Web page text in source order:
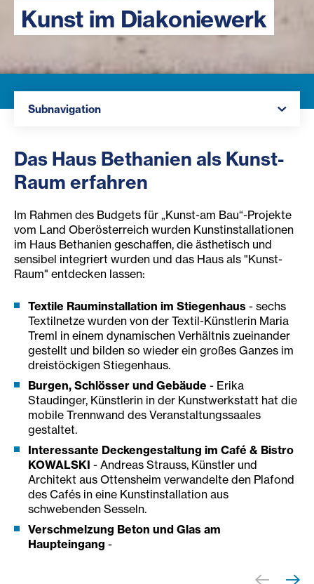
Kunst im Diakoniewerk
Subnavigation
Das Haus Bethanien als Kunst-
Raum erfahren
Im Rahmen des Budgets für „Kunst-am Bau“-Projekte
vom Land Oberösterreich wurden Kunstinstallationen
im Haus Bethanien geschaffen, die ästhetisch und
sensibel integriert wurden und das Haus als "Kunst-
Raum" entdecken lassen:
Textile Rauminstallation im Stiegenhaus - sechs
Textilnetze wurden von der Textil-Künstlerin Maria
Treml in einem dynamischen Verhältnis zueinander
gestellt und bilden so wieder ein großes Ganzes im
dreistöckigen Stiegenhaus.
Burgen, Schlösser und Gebäude - Erika
Staudinger, Künstlerin in der Kunstwerkstatt hat die
mobile Trennwand des Veranstaltungssaales
gestaltet.
Interessante Deckengestaltung im Café & Bistro
KOWALSKI - Andreas Strauss, Künstler und
Architekt aus Ottensheim verwandelte den Plafond
des Cafés in eine Kunstinstallation aus
schwebenden Sesseln.
Verschmelzung Beton und Glas am
Haupteingang -